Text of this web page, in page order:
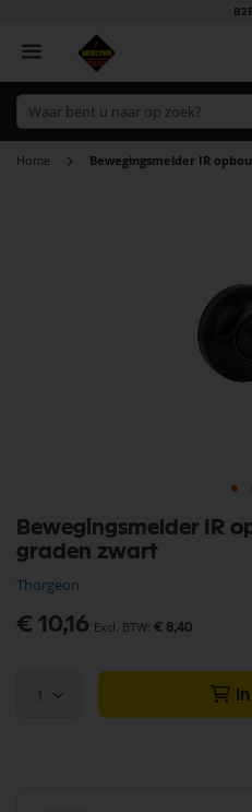
Home Bewegingsmelder IR
Bewegingsmelder IR
graden zwart
Thorgeon
€ 10,16 € 8,40
1
naar
het
van
de
afbeeldingen-